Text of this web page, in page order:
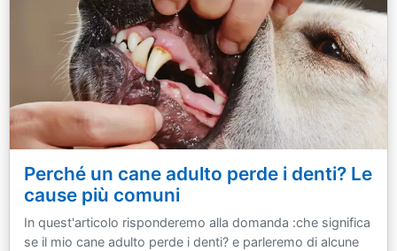
Perché un cane adulto perde i denti? Le
cause più comuni
In quest'articolo risponderemo alla domanda :che significa
se il mio cane adulto perde i denti? e parleremo di alcune